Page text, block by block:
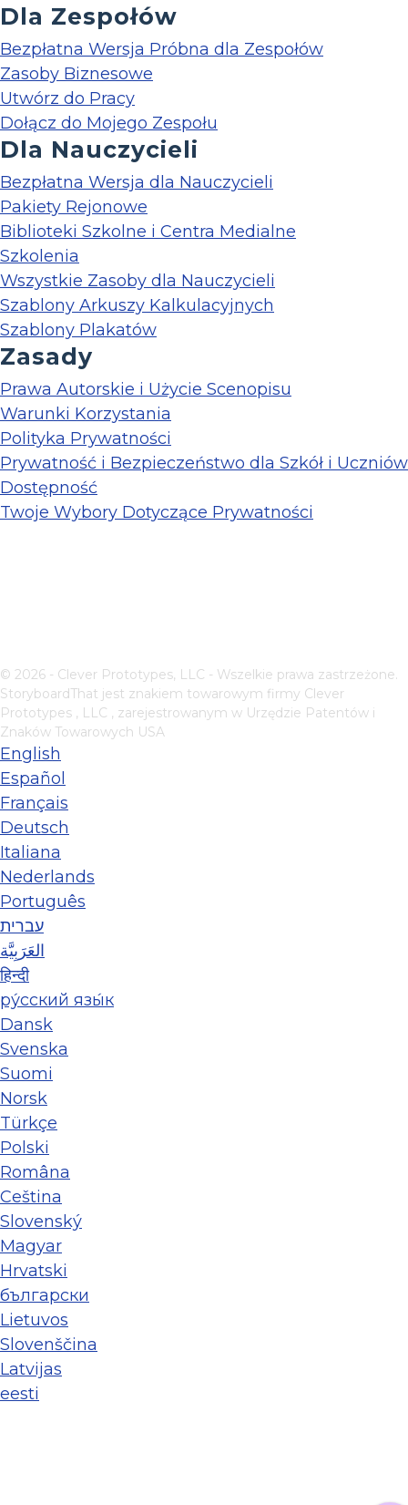
Dla Zespołów
Bezpłatna Wersja Próbna dla Zespołów
Zasoby Biznesowe
Utwórz do Pracy
Dołącz do Mojego Zespołu
Dla Nauczycieli
Bezpłatna Wersja dla Nauczycieli
Pakiety Rejonowe
Biblioteki Szkolne i Centra Medialne
Szkolenia
Wszystkie Zasoby dla Nauczycieli
Szablony Arkuszy Kalkulacyjnych
Szablony Plakatów
Zasady
Prawa Autorskie i Użycie Scenopisu
Warunki Korzystania
Polityka Prywatności
Prywatność i Bezpieczeństwo dla Szkół i Uczniów
Dostępność
Twoje Wybory Dotyczące Prywatności
© 2026 - Clever Prototypes, LLC - Wszelkie prawa zastrzeżone.
StoryboardThat jest znakiem towarowym firmy Clever
Prototypes , LLC , zarejestrowanym w Urzędzie Patentów i
Znaków Towarowych USA
English
Español
Français
Deutsch
Italiana
Nederlands
Português
עברית
العَرَبِيَّة
हिन्दी
ру́сский язы́к
Dansk
Svenska
Suomi
Norsk
Türkçe
Polski
Româna
Ceština
Slovenský
Magyar
Hrvatski
български
Lietuvos
Slovenščina
Latvijas
eesti